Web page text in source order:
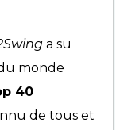
a su
monde
40
de tous et